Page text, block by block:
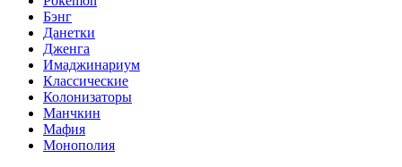
Бэнг
Данетки
Дженга
Имаджинариум
Классические
Колонизаторы
Манчкин
Мафия
Монополия